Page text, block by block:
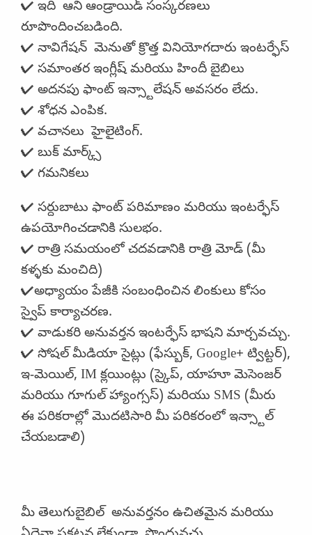
✔ ఇది ఆని ఆండ్రాయిడ్ సంస్కరణలు
రూపొందించబడింది.
✔ నావిగేషన్ మెనుతో క్రొత్త వినియోగదారు ఇంటర్ఫేస్
✔ సమాంతర ఇంగ్లీష్ మరియు హిందీ బైబిలు
✔ అదనపు ఫాంట్ ఇన్స్టాలేషన్ అవసరం లేదు.
✔ శోధన ఎంపిక.
✔ వచానలు హైలైటింగ్.
✔ బుక్ మార్క్స్
✔ గమనికలు
✔ సర్దుబాటు ఫాంట్ పరిమాణం మరియు ఇంటర్ఫేస్
ఉపయోగించడానికి సులభం.
✔ రాత్రి సమయంలో చదవడానికి రాత్రి మోడ్ (మీ
కళ్ళకు మంచిది)
✔అధ్యాయం పేజీకి సంబంధించిన లింకులు కోసం
స్వైప్ కార్యాచరణ.
✔ వాడుకరి అనువర్తన ఇంటర్ఫేస్ భాషని మార్చవచ్చు.
✔ సోషల్ మీడియా సైట్లు (ఫేస్బుక్, Google+ ట్విట్టర్),
ఇ-మెయిల్, IM క్లయింట్లు (స్కైప్, యాహూ మెసెంజర్
మరియు గూగుల్ హ్యాంగ్సస్) మరియు SMS (మీరు
ఈ పరికరాల్లో మొదటిసారి మీ పరికరంలో ఇన్స్టాల్
చేయబడాలి)
మీ తెలుగుబైబిల్ అనువర్తనం ఉచితమైన మరియు